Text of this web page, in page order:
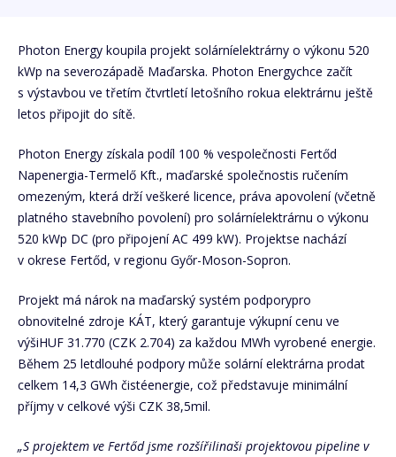
Photon Energy koupila projekt solárníelektrárny o výkonu 520
kWp na severozápadě Maďarska. Photon Energychce začít
s výstavbou ve třetím čtvrtletí letošního rokua elektrárnu ještě
letos připojit do sítě.
Photon Energy získala podíl 100 % vespolečnosti Fertőd
Napenergia-Termelő Kft., maďarské společnostis ručením
omezeným, která drží veškeré licence, práva apovolení (včetně
platného stavebního povolení) pro solárníelektrárnu o výkonu
520 kWp DC (pro připojení AC 499 kW). Projektse nachází
v okrese Fertőd, v regionu Győr-Moson-Sopron.
Projekt má nárok na maďarský systém podporypro
obnovitelné zdroje KÁT, který garantuje výkupní cenu ve
výšiHUF 31.770 (CZK 2.704) za každou MWh vyrobené energie.
Během 25 letdlouhé podpory může solární elektrárna prodat
celkem 14,3 GWh čistéenergie, což představuje minimální
příjmy v celkové výši CZK 38,5mil.
„S projektem ve Fertőd jsme rozšířilinaši projektovou pipeline v